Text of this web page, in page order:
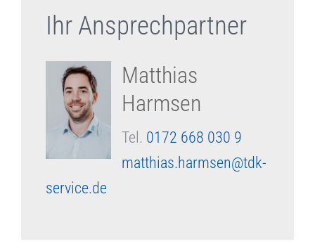
Ihr Ansprechpartner
Matthias
Harmsen
Tel. 0172 668 030 9
matthias.harmsen@tdk-
service.de